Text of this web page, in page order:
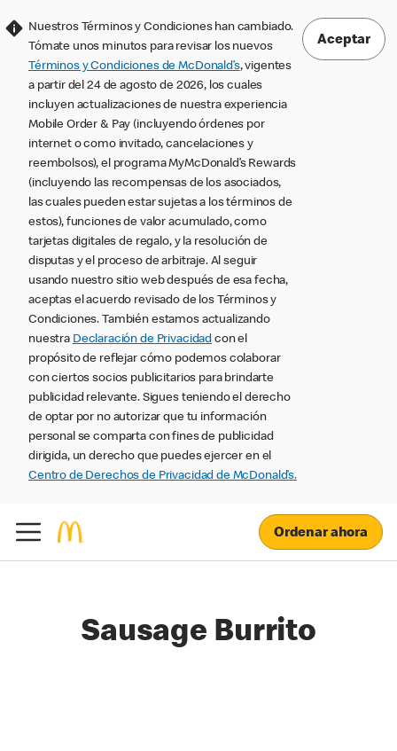
Nuestros Términos y Condiciones han cambiado.
Tómate unos minutos para revisar los nuevos
Términos y Condiciones de McDonald’s, vigentes
a partir del 24 de agosto de 2026, los cuales
incluyen actualizaciones de nuestra experiencia
Mobile Order & Pay (incluyendo órdenes por
internet o como invitado, cancelaciones y
reembolsos), el programa MyMcDonald’s Rewards
(incluyendo las recompensas de los asociados,
las cuales pueden estar sujetas a los términos de
estos), funciones de valor acumulado, como
tarjetas digitales de regalo, y la resolución de
disputas y el proceso de arbitraje. Al seguir
usando nuestro sitio web después de esa fecha,
aceptas el acuerdo revisado de los Términos y
Condiciones. También estamos actualizando
nuestra Declaración de Privacidad con el
propósito de reflejar cómo podemos colaborar
con ciertos socios publicitarios para brindarte
publicidad relevante. Sigues teniendo el derecho
de optar por no autorizar que tu información
personal se comparta con fines de publicidad
dirigida, un derecho que puedes ejercer en el
Centro de Derechos de Privacidad de McDonald’s.
Aceptar
Ordenar ahora
Sausage Burrito